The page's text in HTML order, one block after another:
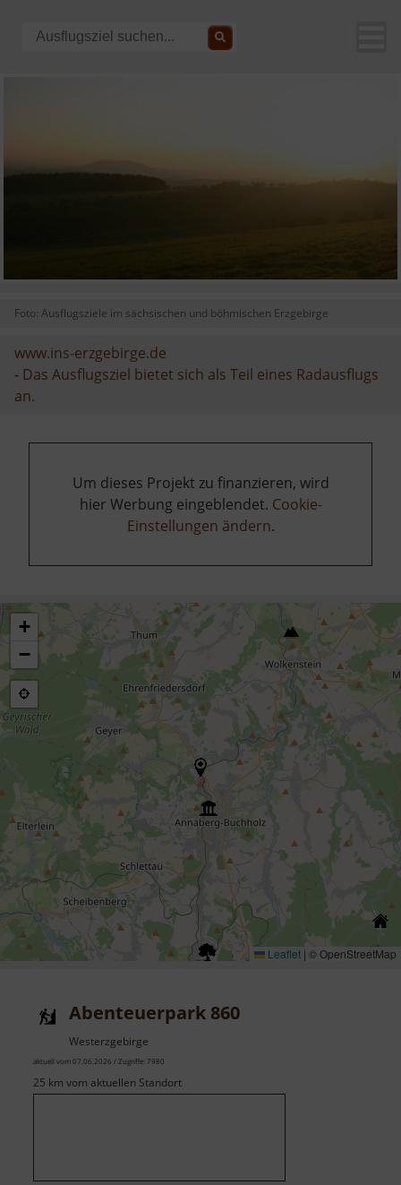
Foto: Ausflugsziele im sächsischen und böhmischen Erzgebirge
www.ins-erzgebirge.de
- Das Ausflugsziel bietet sich als Teil eines Radausflugs
an.
Um dieses Projekt zu finanzieren, wird
hier Werbung eingeblendet. Cookie-
Einstellungen ändern.
+
−
Leaflet | © OpenStreetMap
Abenteuerpark 860
Westerzgebirge
aktuell vom 07.06.2026 / Zugriffe: 7980
25 km vom aktuellen Standort